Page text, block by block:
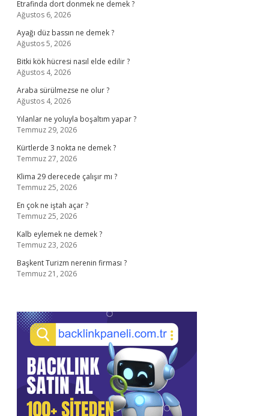
Etrafinda dort donmek ne demek ?
Ağustos 6, 2026
Ayağı düz bassın ne demek ?
Ağustos 5, 2026
Bitki kök hücresi nasıl elde edilir ?
Ağustos 4, 2026
Araba sürülmezse ne olur ?
Ağustos 4, 2026
Yılanlar ne yoluyla boşaltım yapar ?
Temmuz 29, 2026
Kürtlerde 3 nokta ne demek ?
Temmuz 27, 2026
Klima 29 derecede çalışır mı ?
Temmuz 25, 2026
En çok ne iştah açar ?
Temmuz 25, 2026
Kalb eylemek ne demek ?
Temmuz 23, 2026
Başkent Turizm nerenin firması ?
Temmuz 21, 2026